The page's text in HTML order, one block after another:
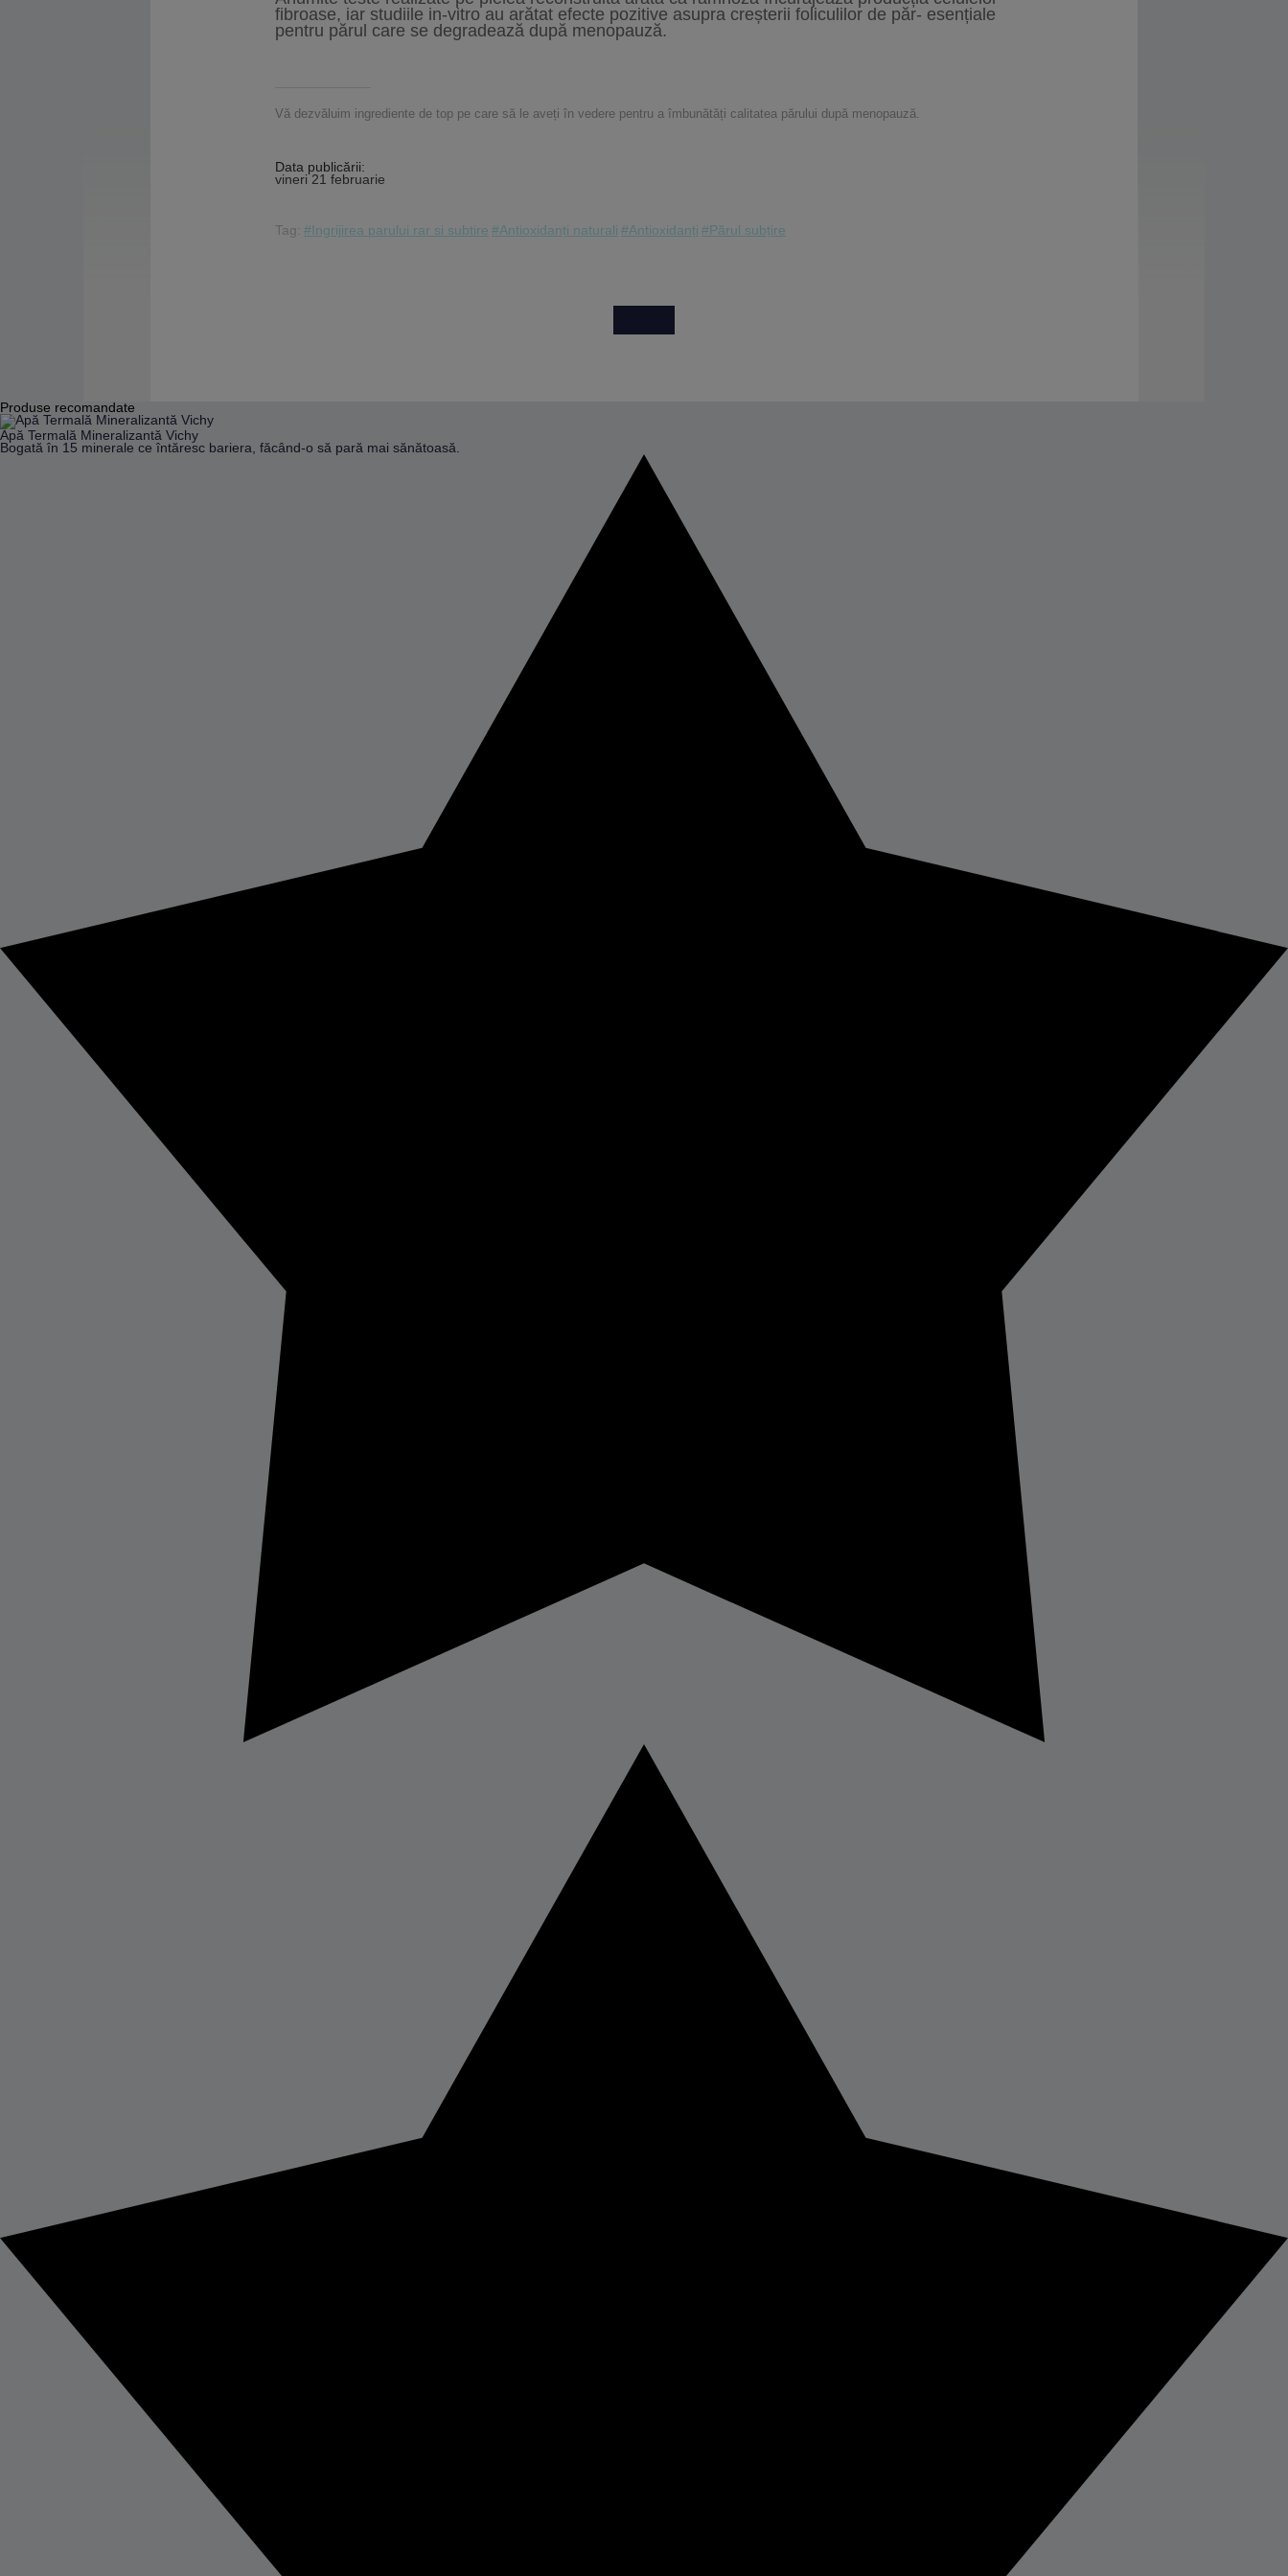
fibroase, iar studiile in-vitro au arătat efecte pozitive asupra creșterii foliculilor de păr- esențiale
pentru părul care se degradează după menopauză.
Vă dezvăluim ingrediente de top pe care să le aveți în vedere pentru a îmbunătăți calitatea părului după menopauză.
Data publicării:
vineri 21 februarie
Tag: #Ingrijirea parului rar si subtire #Antioxidanți naturali #Antioxidanți #Părul subțire
Produse recomandate
Apă Termală Mineralizantă Vichy
Bogată în 15 minerale ce întăresc bariera, făcând-o să pară mai sănătoasă.